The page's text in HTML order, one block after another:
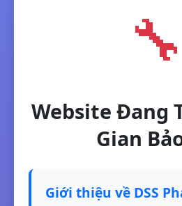
🔧
Website Đang
Gian
Giới thiệu về DSS